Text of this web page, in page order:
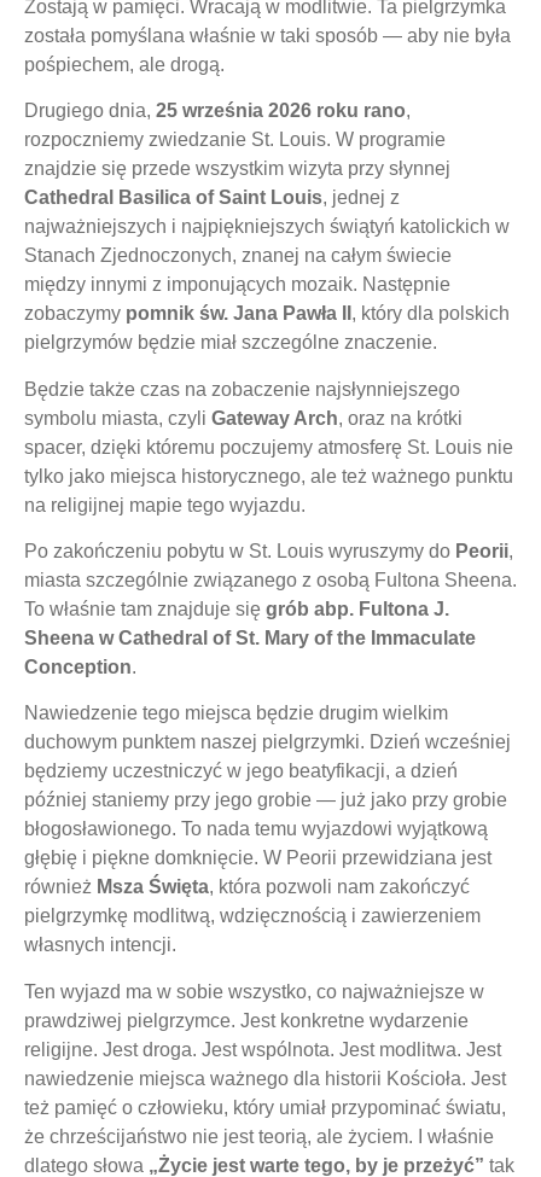
Zostają w pamięci. Wracają w modlitwie. Ta pielgrzymka
została pomyślana właśnie w taki sposób — aby nie była
pośpiechem, ale drogą.
Drugiego dnia, 25 września 2026 roku rano,
rozpoczniemy zwiedzanie St. Louis. W programie
znajdzie się przede wszystkim wizyta przy słynnej
Cathedral Basilica of Saint Louis, jednej z
najważniejszych i najpiękniejszych świątyń katolickich w
Stanach Zjednoczonych, znanej na całym świecie
między innymi z imponujących mozaik. Następnie
zobaczymy pomnik św. Jana Pawła II , który dla polskich
pielgrzymów będzie miał szczególne znaczenie.
Będzie także czas na zobaczenie najsłynniejszego
symbolu miasta, czyli Gateway Arch, oraz na krótki
spacer, dzięki któremu poczujemy atmosferę St. Louis nie
tylko jako miejsca historycznego, ale też ważnego punktu
na religijnej mapie tego wyjazdu.
Po zakończeniu pobytu w St. Louis wyruszymy do Peorii,
miasta szczególnie związanego z osobą Fultona Sheena.
To właśnie tam znajduje się grób abp. Fultona J.
Sheena w Cathedral of St. Mary of the Immaculate
Conception.
Nawiedzenie tego miejsca będzie drugim wielkim
duchowym punktem naszej pielgrzymki. Dzień wcześniej
będziemy uczestniczyć w jego beatyfikacji, a dzień
później staniemy przy jego grobie — już jako przy grobie
błogosławionego. To nada temu wyjazdowi wyjątkową
głębię i piękne domknięcie. W Peorii przewidziana jest
również Msza Święta, która pozwoli nam zakończyć
pielgrzymkę modlitwą, wdzięcznością i zawierzeniem
własnych intencji.
Ten wyjazd ma w sobie wszystko, co najważniejsze w
prawdziwej pielgrzymce. Jest konkretne wydarzenie
religijne. Jest droga. Jest wspólnota. Jest modlitwa. Jest
nawiedzenie miejsca ważnego dla historii Kościoła. Jest
też pamięć o człowieku, który umiał przypominać światu,
że chrześcijaństwo nie jest teorią, ale życiem. I właśnie
dlatego słowa „Życie jest warte tego, by je przeżyć” tak